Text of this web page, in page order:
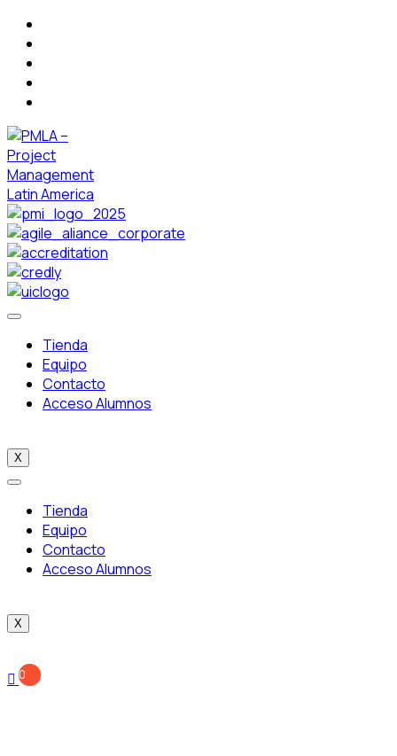
Tienda
Equipo
Contacto
Acceso Alumnos
X
Tienda
Equipo
Contacto
Acceso Alumnos
X
0